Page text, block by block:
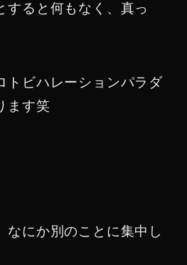
ると何もなく、真っ
トビハレーションパラダ
ます笑
なにか別のことに集中し